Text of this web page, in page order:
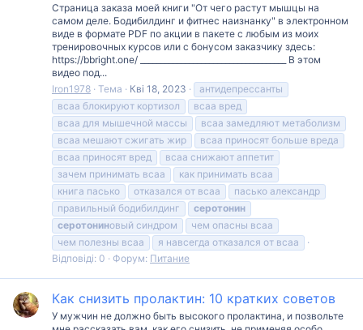
Страница заказа моей книги "От чего растут мышцы на
самом деле. Бодибилдинг и фитнес наизнанку" в электронном
виде в формате PDF по акции в пакете с любым из моих
тренировочных курсов или с бонусом заказчику здесь:
https://bbright.one/ ____________________________________ В этом
видео под...
Iron1978 Тема Кві 18, 2023
антидепрессанты
всаа блокируют кортизол
всаа вред
всаа для мышечной массы
всаа замедляют метаболизм
всаа мешают сжигать жир
всаа приносят больше вреда
всаа приносят вред
всаа снижают аппетит
зачем принимать всаа
как принимать всаа
книга пасько
отказался от всаа
пасько александр
правильный бодибилдинг
серотонин
серотониновый синдром
чем опасны всаа
чем полезны всаа
я навсегда отказался от всаа
Відповіді: 0
Форум: Питание
Как снизить пролактин: 10 кратких советов
У мужчин не должно быть высокого пролактина, и позвольте